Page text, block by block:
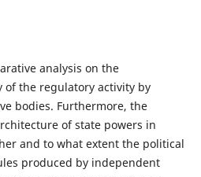
analysis on the
of the regulatory activity by
bodies. Furthermore, the
of state powers in
and to what extent the political
produced by independent